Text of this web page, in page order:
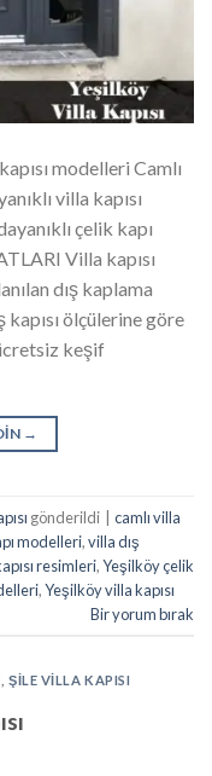
modelleri Camlı
villa kapısı
çelik kapı
Villa kapısı
dış kaplama
ölçülerine göre
keşif
→
gönderildi
camlı villa
modelleri,villa dış
resimleri,Yeşilköy çelik
,Yeşilköy villa kapısı
Bir yorum bırak
ŞILE VILLA KAPISI